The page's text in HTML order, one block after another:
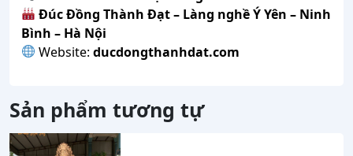
Đúc Đồng Thành Đạt – Làng nghề Ý Yên – Ninh
Bình – Hà Nội
Website:ducdongthanhdat.com
Sản phẩm tương tự